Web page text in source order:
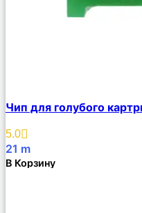
Описание
Избранное
Чип для голубого
5.0
21 m
В Корзину